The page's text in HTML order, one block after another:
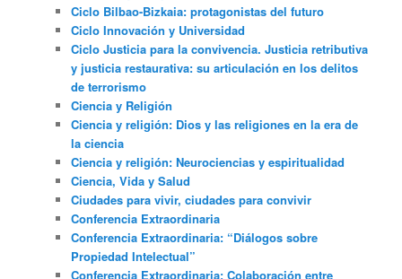
Ciclo Bilbao-Bizkaia: protagonistas del futuro
Ciclo Innovación y Universidad
Ciclo Justicia para la convivencia. Justicia retributiva
y justicia restaurativa: su articulación en los delitos
de terrorismo
Ciencia y Religión
Ciencia y religión: Dios y las religiones en la era de
la ciencia
Ciencia y religión: Neurociencias y espiritualidad
Ciencia, Vida y Salud
Ciudades para vivir, ciudades para convivir
Conferencia Extraordinaria
Conferencia Extraordinaria: “Diálogos sobre
Propiedad Intelectual”
Conferencia Extraordinaria: Colaboración entre